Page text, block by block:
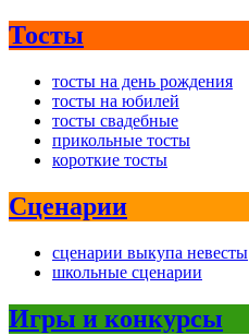
Тосты
тосты на день рождения
тосты на юбилей
тосты свадебные
прикольные тосты
короткие тосты
Сценарии
сценарии выкупа невесты
школьные сценарии
Игры и конкурсы